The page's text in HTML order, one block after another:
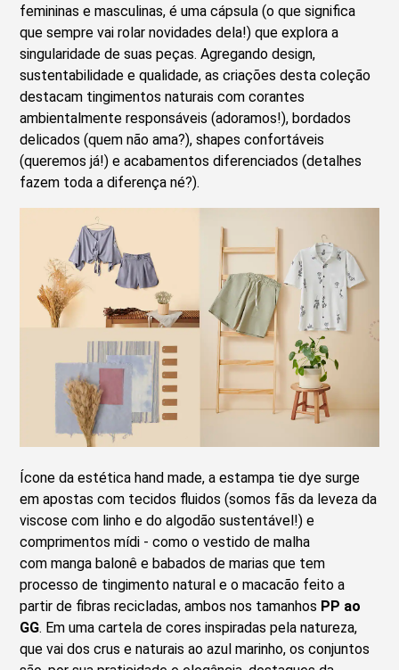
femininas e masculinas, é uma cápsula (o que significa
que sempre vai rolar novidades dela!) que explora a
singularidade de suas peças. Agregando design,
sustentabilidade e qualidade, as criações desta coleção
destacam tingimentos naturais com corantes
ambientalmente responsáveis (adoramos!), bordados
delicados (quem não ama?), shapes confortáveis
(queremos já!) e acabamentos diferenciados (detalhes
fazem toda a diferença né?).
Ícone da estética hand made, a estampa tie dye surge
em apostas com tecidos fluidos (somos fãs da leveza da
viscose com linho e do algodão sustentável!) e
comprimentos mídi - como o vestido de malha
com manga balonê e babados de marias que tem
processo de tingimento natural e o macacão feito a
partir de fibras recicladas, ambos nos tamanhos PP ao
GG. Em uma cartela de cores inspiradas pela natureza,
que vai dos crus e naturais ao azul marinho, os conjuntos